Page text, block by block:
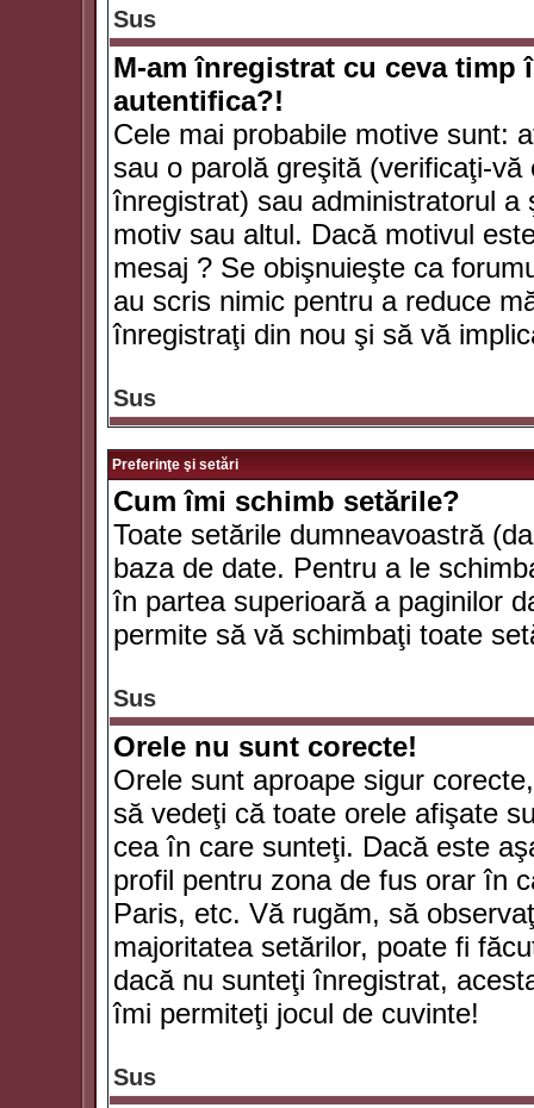
Sus
M-am înregistrat cu ceva timp
autentifica?!
Cele mai probabile motive sunt:
sau o parolă greşită (verificaţi-
înregistrat) sau administratorul
motiv sau altul. Dacă motivul
mesaj ? Se obişnuieşte ca
au scris nimic pentru a reduce
înregistraţi din nou şi să vă
Sus
Preferinţe şi setări
Cum îmi schimb setările?
Toate setările dumneavoastră
baza de date. Pentru a le
în partea superioară a paginilor
permite să vă schimbaţi toate
Sus
Orele nu sunt corecte!
Orele sunt aproape sigur
să vedeţi că toate orele afişate
cea în care sunteţi. Dacă este
profil pentru zona de fus orar în
Paris, etc. Vă rugăm, să
majoritatea setărilor, poate fi
dacă nu sunteţi înregistrat,
îmi permiteţi jocul de cuvinte!
Sus